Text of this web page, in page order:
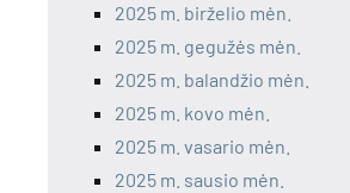
2025 m. birželio mėn.
2025 m. gegužės mėn.
2025 m. balandžio mėn.
2025 m. kovo mėn.
2025 m. vasario mėn.
2025 m. sausio mėn.